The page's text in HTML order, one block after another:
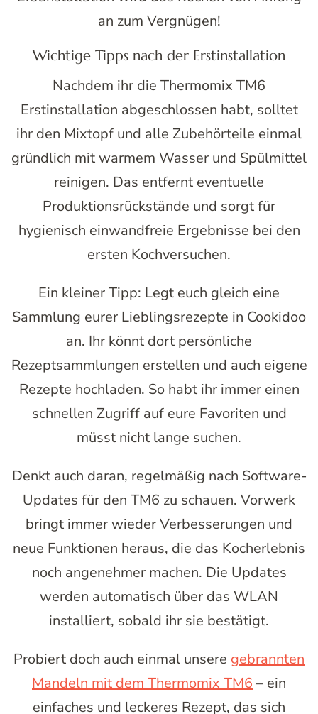
an zum Vergnügen!
Wichtige Tipps nach der Erstinstallation
Nachdem ihr die Thermomix TM6
Erstinstallation abgeschlossen habt, solltet
ihr den Mixtopf und alle Zubehörteile einmal
gründlich mit warmem Wasser und Spülmittel
reinigen. Das entfernt eventuelle
Produktionsrückstände und sorgt für
hygienisch einwandfreie Ergebnisse bei den
ersten Kochversuchen.
Ein kleiner Tipp: Legt euch gleich eine
Sammlung eurer Lieblingsrezepte in Cookidoo
an. Ihr könnt dort persönliche
Rezeptsammlungen erstellen und auch eigene
Rezepte hochladen. So habt ihr immer einen
schnellen Zugriff auf eure Favoriten und
müsst nicht lange suchen.
Denkt auch daran, regelmäßig nach Software-
Updates für den TM6 zu schauen. Vorwerk
bringt immer wieder Verbesserungen und
neue Funktionen heraus, die das Kocherlebnis
noch angenehmer machen. Die Updates
werden automatisch über das WLAN
installiert, sobald ihr sie bestätigt.
Probiert doch auch einmal unsere gebrannten
Mandeln mit dem Thermomix TM6 – ein
einfaches und leckeres Rezept, das sich